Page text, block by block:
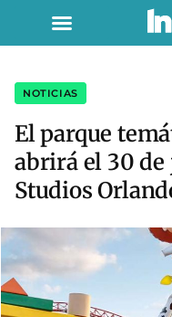
NOTICIAS
El parque
abrirá el 30
Studios